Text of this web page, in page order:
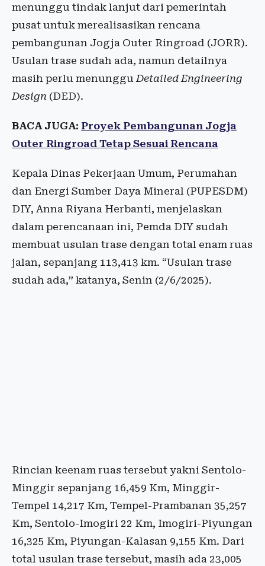
menunggu tindak lanjut dari pemerintah
pusat untuk merealisasikan rencana
pembangunan Jogja Outer Ringroad (JORR).
Usulan trase sudah ada, namun detailnya
masih perlu menungguDetailed Engineering
Design (DED).
BACA JUGA: Proyek Pembangunan Jogja
Outer Ringroad Tetap Sesuai Rencana
Kepala Dinas Pekerjaan Umum, Perumahan
dan Energi Sumber Daya Mineral (PUPESDM)
DIY, Anna Riyana Herbanti, menjelaskan
dalam perencanaan ini, Pemda DIY sudah
membuat usulan trase dengan total enam ruas
jalan, sepanjang 113,413 km. “Usulan trase
sudah ada,” katanya, Senin (2/6/2025).
Rincian keenam ruas tersebut yakni Sentolo-
Minggir sepanjang 16,459 Km, Minggir-
Tempel 14,217 Km, Tempel-Prambanan 35,257
Km, Sentolo-Imogiri 22 Km, Imogiri-Piyungan
16,325 Km, Piyungan-Kalasan 9,155 Km. Dari
total usulan trase tersebut, masih ada 23,005